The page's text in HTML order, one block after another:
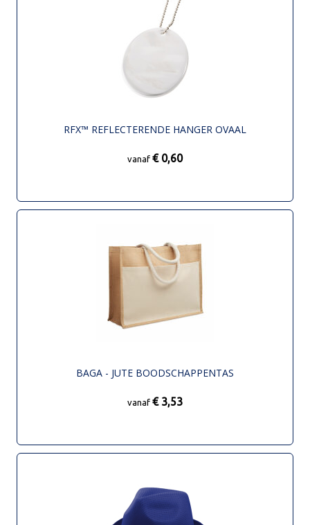
RFX™ REFLECTERENDE HANGER OVAAL
vanaf € 0,60
BAGA - JUTE BOODSCHAPPENTAS
vanaf € 3,53